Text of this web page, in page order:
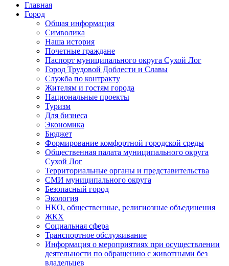
Главная
Город
Общая информация
Символика
Наша история
Почетные граждане
Паспорт муниципального округа Сухой Лог
Город Трудовой Доблести и Славы
Служба по контракту
Жителям и гостям города
Национальные проекты
Туризм
Для бизнеса
Экономика
Бюджет
Формирование комфортной городской среды
Общественная палата муниципального округа
Сухой Лог
Территориальные органы и представительства
СМИ муниципального округа
Безопасный город
Экология
НКО, общественные, религиозные объединения
ЖКХ
Социальная сфера
Транспортное обслуживание
Информация о мероприятиях при осуществлении
деятельности по обращению с животными без
владельцев